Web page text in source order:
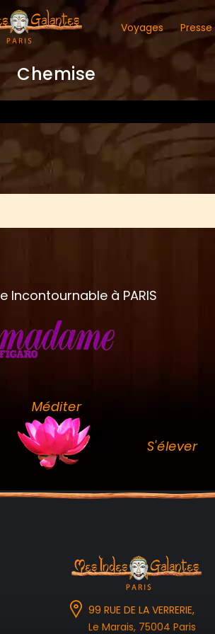
Voyages Presse
Chemise
Incontournable à PARIS
Méditer
S'élever
99 RUE DE LA VERRERIE,
Le Marais, 75004 Paris